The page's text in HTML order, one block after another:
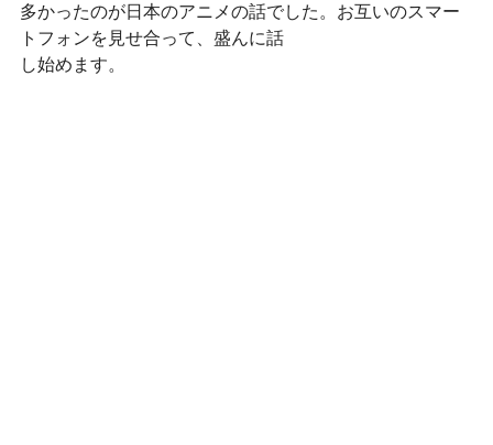
多かったのが日本のアニメの話でした。お互いのスマー
トフォンを見せ合って、盛んに話
し始めます。